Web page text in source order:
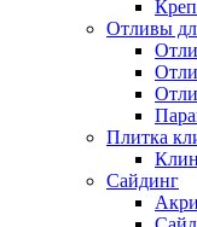
Отливы
Плитка
Сайдинг